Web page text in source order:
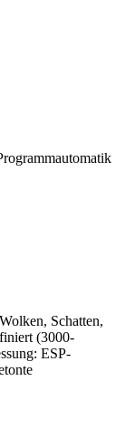
Schatten,
(3000-
ESP-